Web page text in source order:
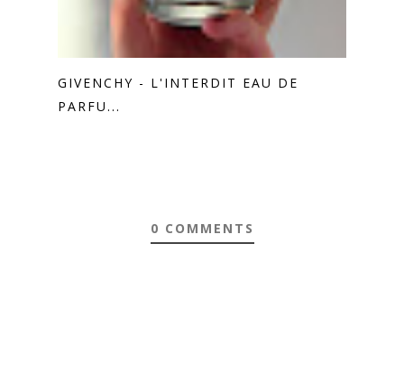
GIVENCHY - L'INTERDIT EAU DE
PARFU...
0 COMMENTS